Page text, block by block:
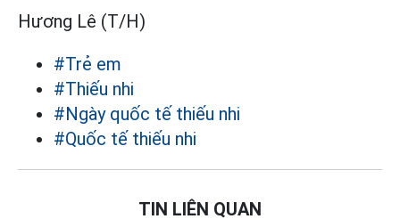
Hương Lê (T/H)
#Trẻ em
#Thiếu nhi
#Ngày quốc tế thiếu nhi
#Quốc tế thiếu nhi
TIN LIÊN QUAN